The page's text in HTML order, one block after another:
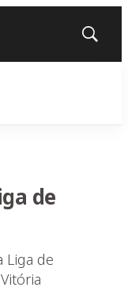
Mostrar
de
Liga de